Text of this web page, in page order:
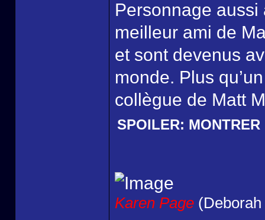
Personnage
meilleur ami de
et sont devenus
monde. Plus
collègue de Matt
SPOILER: MONTRER
Karen Page